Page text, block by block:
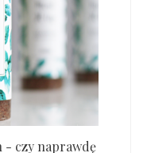
- czy naprawdę